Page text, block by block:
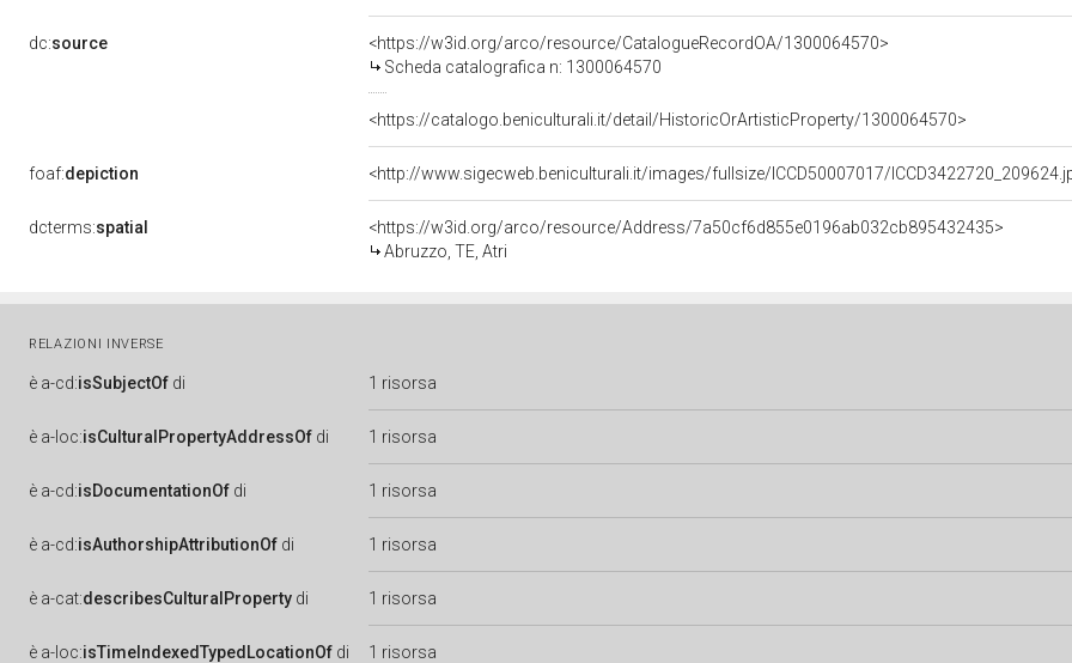
dc:source
<https://w3id.org/arco/resource/CatalogueRecordOA/1300064570>
Scheda catalografica n: 1300064570
<https://catalogo.beniculturali.it/detail/HistoricOrArtisticProperty/1300064570>
foaf:depiction <http://www.sigecweb.beniculturali.it/images/fullsize/ICCD50007017/
dcterms:spatial
<https://w3id.org/arco/resource/Address/7a50cf6d855e0196ab032cb895432435>
Abruzzo, TE, Atri
RELAZIONI INVERSE
è a-cd:isSubjectOf di 1 risorsa
è a-loc:isCulturalPropertyAddressOf di 1 risorsa
è a-cd:isDocumentationOf di 1 risorsa
è a-cd:isAuthorshipAttributionOf di 1 risorsa
è a-cat:describesCulturalProperty di 1 risorsa
è a-loc:isTimeIndexedTypedLocationOf di 1 risorsa